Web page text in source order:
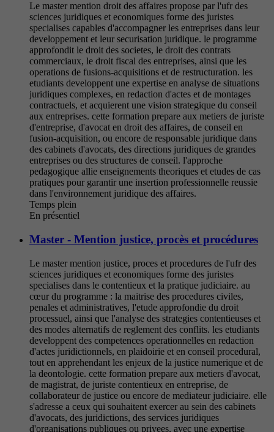
Le master mention droit des affaires propose par l'ufr des
sciences juridiques et economiques forme des juristes
specialises capables d'accompagner les entreprises dans leur
developpement et leur securisation juridique. le programme
approfondit le droit des societes, le droit des contrats
commerciaux, le droit fiscal des entreprises, ainsi que les
operations de fusions-acquisitions et de restructuration. les
etudiants developpent une expertise en analyse de situations
juridiques complexes, en redaction d'actes et de montages
contractuels, et acquierent une vision strategique du conseil
aux entreprises. cette formation prepare aux metiers de juriste
d'entreprise, d'avocat en droit des affaires, de conseil en
fusion-acquisition, ou encore de responsable juridique dans
des cabinets d'avocats, des directions juridiques de grandes
entreprises ou des structures de conseil. l'approche
pedagogique allie enseignements theoriques et etudes de cas
pratiques pour garantir une insertion professionnelle reussie
dans l'environnement juridique des affaires.
Temps plein
En présentiel
Master - Mention justice, procès et procédures
Le master mention justice, proces et procedures de l'ufr des
sciences juridiques et economiques forme des juristes
specialises dans le contentieux et la pratique judiciaire. au
cœur du programme : la maitrise des procedures civiles,
penales et administratives, l'etude approfondie du droit
processuel, ainsi que l'analyse des strategies contentieuses et
des modes alternatifs de reglement des conflits. les etudiants
developpent des competences operationnelles en redaction
d'actes juridictionnels, en plaidoirie et en conseil procedural,
tout en apprehendant les enjeux de la justice numerique et de
la deontologie. cette formation prepare aux metiers d'avocat,
de magistrat, de juriste contentieux en entreprise, de
collaborateur de justice ou encore de mediateur judiciaire. elle
s'adresse a ceux qui souhaitent exercer au sein des cabinets
d'avocats, des juridictions, des services juridiques
d'organisations publiques ou privees, avec une expertise